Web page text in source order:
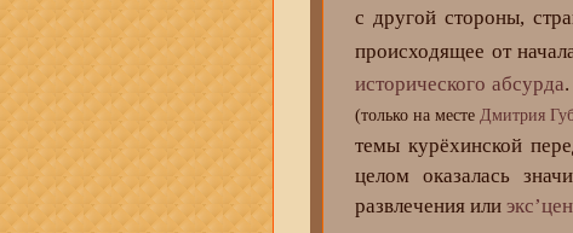
с другой стороны,
происходящее от
исторического абсурда
(только на месте Дмитрия
темы курёхинской
целом оказалась
развлечения или